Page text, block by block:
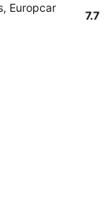
Europcar
7.7